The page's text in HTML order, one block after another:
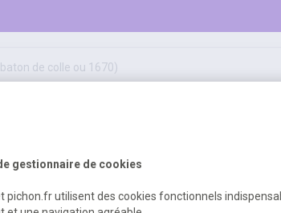
1er secours outils, travaux & entretien
Serveur...
gestionnaire de cookies
pichon.fr utilisent des cookies fonctionnels